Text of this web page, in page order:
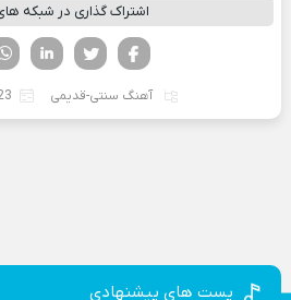
اشتراک گذاری در شبکه
تویتر
فیسوک
آهنگ سنتی-قدیمی 23
پست های پیشنهادی